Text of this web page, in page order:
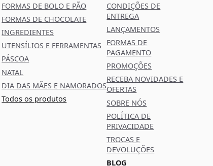
FORMAS DE BOLO E PÃO
FORMAS DE CHOCOLATE
INGREDIENTES
UTENSÍLIOS E FERRAMENTAS
PÁSCOA
NATAL
DIA DAS MÃES E NAMORADOS
Todos os produtos
CONDIÇÕES DE
ENTREGA
LANÇAMENTOS
FORMAS DE
PAGAMENTO
PROMOÇÕES
RECEBA NOVIDADES E
OFERTAS
SOBRE NÓS
POLÍTICA DE
PRIVACIDADE
TROCAS E
DEVOLUÇÕES
BLOG